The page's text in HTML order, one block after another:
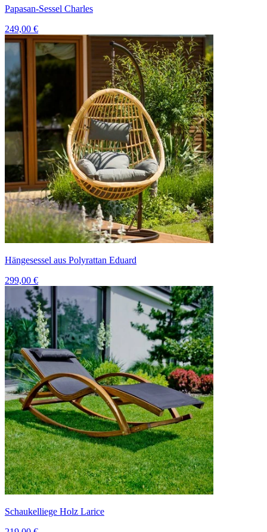
Papasan-Sessel Charles
249,00 €
Hängesessel aus Polyrattan Eduard
299,00 €
Schaukelliege Holz Larice